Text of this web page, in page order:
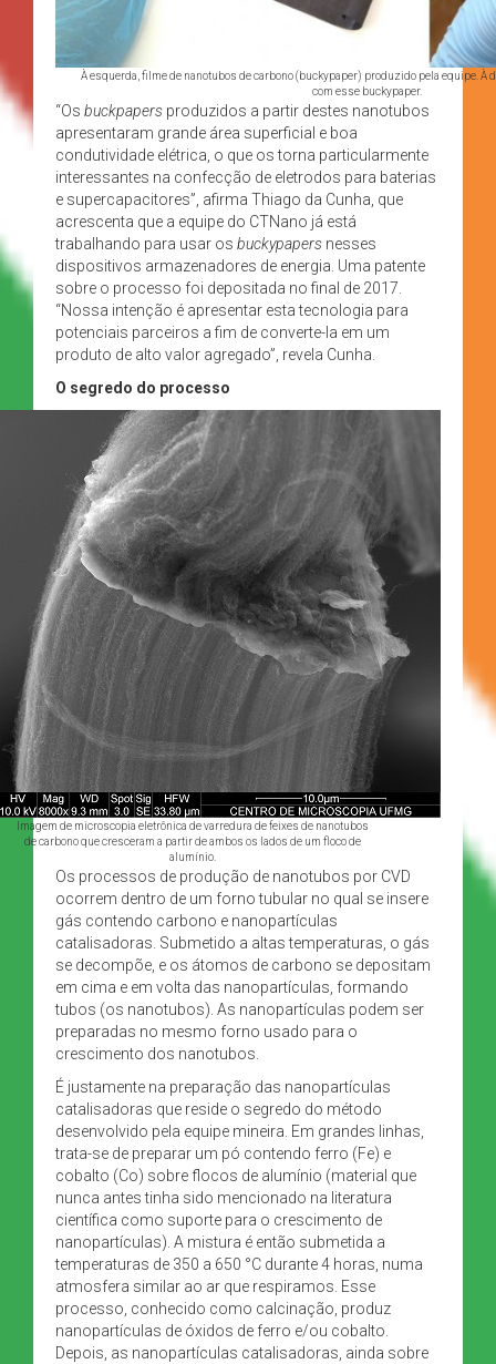
À esquerda, filme de nanotubos de carbono (buckypaper) produzido pela equipe. À
com esse buckypaper.
“Os buckpapers produzidos a partir destes nanotubos
apresentaram grande área superficial e boa
condutividade elétrica, o que os torna particularmente
interessantes na confecção de eletrodos para baterias
e supercapacitores”, afirma Thiago da Cunha, que
acrescenta que a equipe do CTNano já está
trabalhando para usar os buckypapers nesses
dispositivos armazenadores de energia. Uma patente
sobre o processo foi depositada no final de 2017.
“Nossa intenção é apresentar esta tecnologia para
potenciais parceiros a fim de converte-la em um
produto de alto valor agregado”, revela Cunha.
O segredo do processo
Imagem de microscopia eletrônica de varredura de feixes de nanotubos
de carbono que cresceram a partir de ambos os lados de um floco de
alumínio.
Os processos de produção de nanotubos por CVD
ocorrem dentro de um forno tubular no qual se insere
gás contendo carbono e nanopartículas
catalisadoras. Submetido a altas temperaturas, o gás
se decompõe, e os átomos de carbono se depositam
em cima e em volta das nanopartículas, formando
tubos (os nanotubos). As nanopartículas podem ser
preparadas no mesmo forno usado para o
crescimento dos nanotubos.
É justamente na preparação das nanopartículas
catalisadoras que reside o segredo do método
desenvolvido pela equipe mineira. Em grandes linhas,
trata-se de preparar um pó contendo ferro (Fe) e
cobalto (Co) sobre flocos de alumínio (material que
nunca antes tinha sido mencionado na literatura
científica como suporte para o crescimento de
nanopartículas). A mistura é então submetida a
temperaturas de 350 a 650 °C durante 4 horas, numa
atmosfera similar ao ar que respiramos. Esse
processo, conhecido como calcinação, produz
nanopartículas de óxidos de ferro e/ou cobalto.
Depois, as nanopartículas catalisadoras, ainda sobre